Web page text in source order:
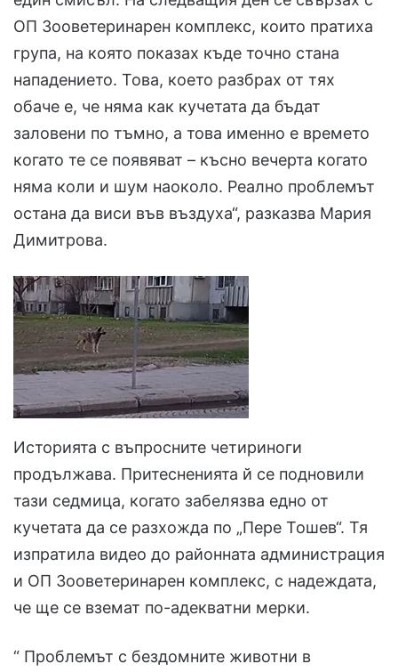
ОП Зооветеринарен комплекс, които пратиха
група, на която показах къде точно стана
нападението. Това, което разбрах от тях
обаче е, че няма как кучетата да бъдат
заловени по тъмно, а това именно е времето
когато те се появяват – късно вечерта когато
няма коли и шум наоколо. Реално проблемът
остана да виси във въздуха“, разказва Мария
Димитрова.
Историята с въпросните четириноги
продължава. Притесненията й се подновили
тази седмица, когато забелязва едно от
кучетата да се разхожда по „Пере Тошев“. Тя
изпратила видео до районната администрация
и ОП Зооветеринарен комплекс, с надеждата,
че ще се вземат по-адекватни мерки.
“ Проблемът с бездомните животни в